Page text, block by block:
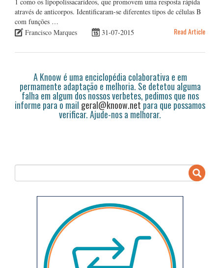
através de anticorpos. Identificaram-se diferentes tipos de células B
com funções …
Francisco Marques
31-07-2015 Read Article
A Knoow é uma enciclopédia colaborativa e em
permamente adaptação e melhoria. Se detetou alguma
falha em algum dos nossos verbetes, pedimos que nos
informe para o mail geral@knoow.netpara que possamos
verificar. Ajude-nos a melhorar.